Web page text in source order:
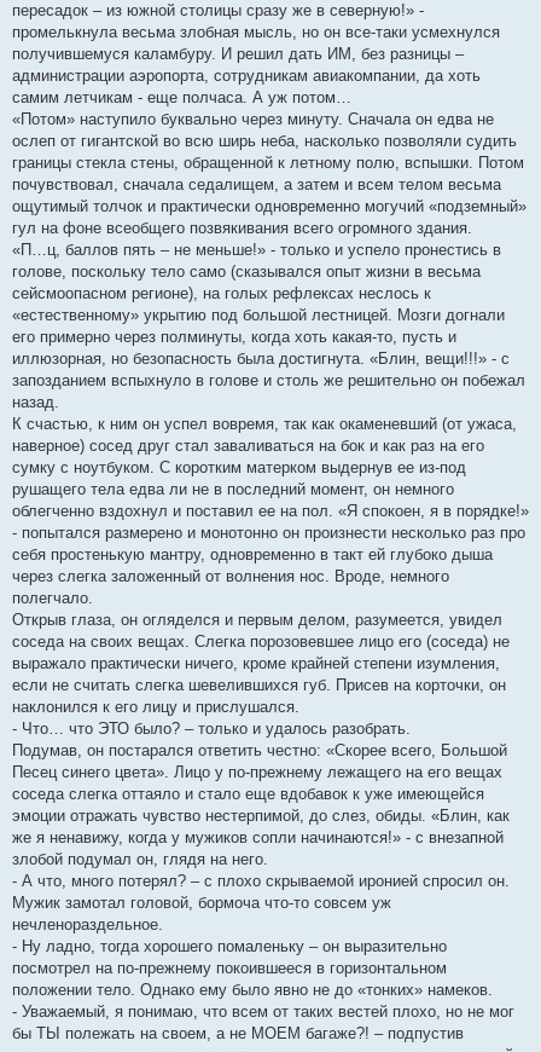
пересадок – из южной столицы сразу же в северную!» -
промелькнула весьма злобная мысль, но он все-таки усмехнулся
получившемуся каламбуру. И решил дать ИМ, без разницы –
администрации аэропорта, сотрудникам авиакомпании, да хоть
самим летчикам - еще полчаса. А уж потом…
«Потом» наступило буквально через минуту. Сначала он едва не
ослеп от гигантской во всю ширь неба, насколько позволяли судить
границы стекла стены, обращенной к летному полю, вспышки. Потом
почувствовал, сначала седалищем, а затем и всем телом весьма
ощутимый толчок и практически одновременно могучий «подземный»
гул на фоне всеобщего позвякивания всего огромного здания.
«П…ц, баллов пять – не меньше!» - только и успело пронестись в
голове, поскольку тело само (сказывался опыт жизни в весьма
сейсмоопасном регионе), на голых рефлексах неслось к
«естественному» укрытию под большой лестницей. Мозги догнали
его примерно через полминуты, когда хоть какая-то, пусть и
иллюзорная, но безопасность была достигнута. «Блин, вещи!!!» - с
запозданием вспыхнуло в голове и столь же решительно он побежал
назад.
К счастью, к ним он успел вовремя, так как окаменевший (от ужаса,
наверное) сосед друг стал заваливаться на бок и как раз на его
сумку с ноутбуком. С коротким матерком выдернув ее из-под
рушащего тела едва ли не в последний момент, он немного
облегченно вздохнул и поставил ее на пол. «Я спокоен, я в порядке!»
- попытался размерено и монотонно он произнести несколько раз про
себя простенькую мантру, одновременно в такт ей глубоко дыша
через слегка заложенный от волнения нос. Вроде, немного
полегчало.
Открыв глаза, он огляделся и первым делом, разумеется, увидел
соседа на своих вещах. Слегка порозовевшее лицо его (соседа) не
выражало практически ничего, кроме крайней степени изумления,
если не считать слегка шевелившихся губ. Присев на корточки, он
наклонился к его лицу и прислушался.
- Что… что ЭТО было? – только и удалось разобрать.
Подумав, он постарался ответить честно: «Скорее всего, Большой
Песец синего цвета». Лицо у по-прежнему лежащего на его вещах
соседа слегка оттаяло и стало еще вдобавок к уже имеющейся
эмоции отражать чувство нестерпимой, до слез, обиды. «Блин, как
же я ненавижу, когда у мужиков сопли начинаются!» - с внезапной
злобой подумал он, глядя на него.
- А что, много потерял? – с плохо скрываемой иронией спросил он.
Мужик замотал головой, бормоча что-то совсем уж
нечленораздельное.
- Ну ладно, тогда хорошего помаленьку – он выразительно
посмотрел на по-прежнему покоившееся в горизонтальном
положении тело. Однако ему было явно не до «тонких» намеков.
- Уважаемый, я понимаю, что всем от таких вестей плохо, но не мог
бы ТЫ полежать на своем, а не МОЕМ багаже?! – подпустив